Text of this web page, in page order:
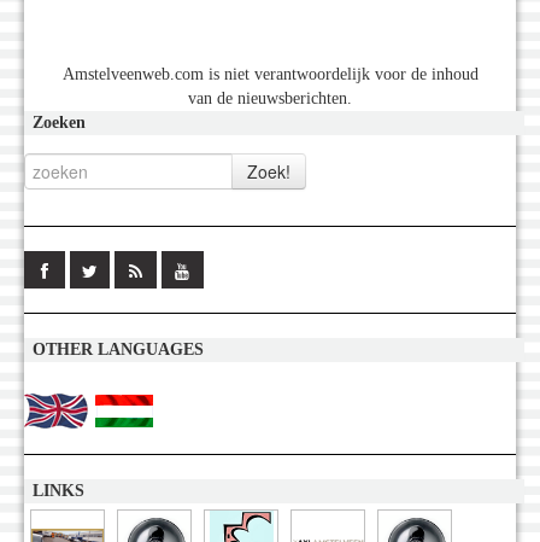
Amstelveenweb.com is niet verantwoordelijk voor de inhoud
van de nieuwsberichten.
Zoeken
OTHER LANGUAGES
LINKS